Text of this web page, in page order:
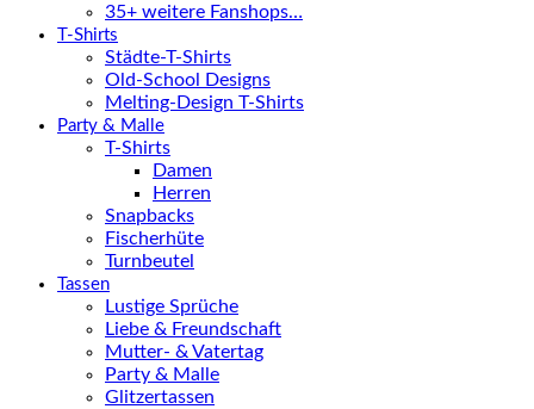
35+ weitere Fanshops…
T-Shirts
Städte-T-Shirts
Old-School Designs
Melting-Design T-Shirts
Party & Malle
T-Shirts
Damen
Herren
Snapbacks
Fischerhüte
Turnbeutel
Tassen
Lustige Sprüche
Liebe & Freundschaft
Mutter- & Vatertag
Party & Malle
Glitzertassen